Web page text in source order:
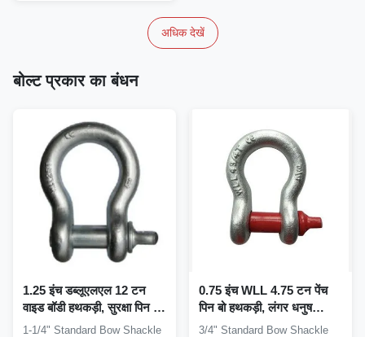
अधिक देखें
बोल्ट प्रकार का बंधन
1.25 इंच डब्लूएलएल 12 टन
वाइड बॉडी हथकड़ी, सुरक्षा पिन बो
हथकड़ी
1-1/4" Standard Bow Shackle
0.75 इंच WLL 4.75 टन पेंच
पिन बो हथकड़ी, लंगर धनुष
हथकड़ी
3/4" Standard Bow Shackle